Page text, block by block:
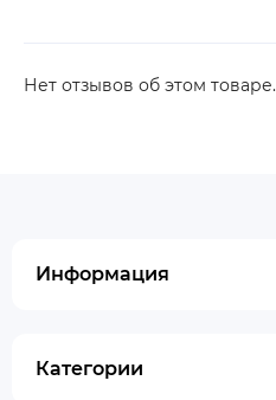
Нет отзывов об этом товаре.
Информация
Категории